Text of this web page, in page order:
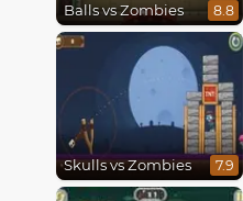
Balls vs Zombies 8.8
Skulls vs Zombies 7.9